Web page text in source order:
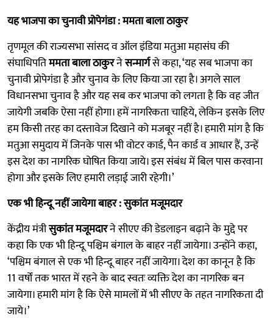
यह भाजपा का चुनावी प्रोपेगंडा : ममता बाला ठाकुर
तृणमूल की राज्यसभा सांसद व ऑल इंडिया मतुआ महासंघ की
संघाधिपतिममता बाला ठाकुरनेसन्मार्गसे कहा, ‘यह सब भाजपा का
चुनावी प्रोपेगंडा है और चुनाव के लिए किया जा रहा है। अगले साल
विधानसभा चुनाव है और यह सब कर भाजपा को लगता है कि वह जीत
जायेगी जबकि ऐसा नहीं होगा। हमें नागरिकता चाहिये, लेकिन इसके लिए
हम किसी तरह का दस्तावेज दिखाने को मजबूर नहीं है। हमारी मांग है कि
मतुआ समुदाय में जिनके पास भी वोटर कार्ड, पैन कार्ड व आधार हैं, उन्हें
इस देश का नागरिक घोषित किया जाये। इस संबंध में बिल पास करवाना
होगा और इसके लिए हमारी लड़ाई जारी रहेगी।’
एक भी हिन्दू नहीं जायेगा बाहर : सुकांत मजूमदार
केंद्रीय मंत्रीसुकांत मजूमदारने सीएए की डेडलाइन बढ़ाने के मुद्दे पर
कहा कि एक भी हिन्दू पश्चिम बंगाल के बाहर नहीं जायेगा। उन्होंने कहा,
‘पश्चिम बंगाल से एक भी हिन्दू बाहर नहीं जायेगा। देश का कानून है कि
11 वर्षों तक भारत में रहने के बाद स्वतः व्यक्ति देश का नागरिक बन
जायेगा। हमारी मांग है कि ऐसे मामलों में भी सीएए के तहत नागरिकता दी
जाये।’